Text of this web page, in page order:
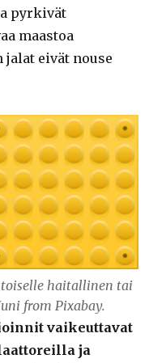
pyrkivät
maastoa
eivät nouse
haitallinen tai
from Pixabay.
vaikeuttavat
ja